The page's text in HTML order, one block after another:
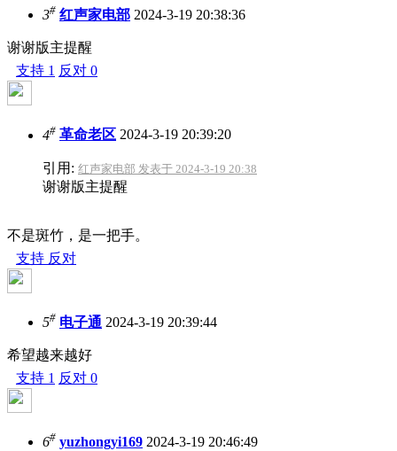
3# 红声家电部 2024-3-19 20:38:36
谢谢版主提醒
支持 1 反对 0
4# 革命老区 2024-3-19 20:39:20
引用: 红声家电部 发表于 2024-3-19 20:38
谢谢版主提醒
不是斑竹，是一把手。
支持 反对
5# 电子通 2024-3-19 20:39:44
希望越来越好
支持 1 反对 0
6# yuzhongyi169 2024-3-19 20:46:49